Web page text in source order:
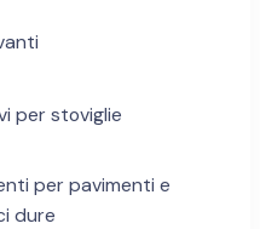
per stoviglie
per pavimenti e
dure